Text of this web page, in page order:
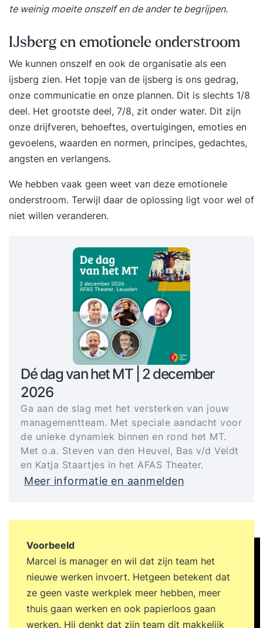
te weinig moeite onszelf en de ander te begrijpen.
IJsberg en emotionele onderstroom
We kunnen onszelf en ook de organisatie als een
ijsberg zien. Het topje van de ijsberg is ons gedrag,
onze communicatie en onze plannen. Dit is slechts 1/8
deel. Het grootste deel, 7/8, zit onder water. Dit zijn
onze drijfveren, behoeftes, overtuigingen, emoties en
gevoelens, waarden en normen, principes, gedachtes,
angsten en verlangens.
We hebben vaak geen weet van deze emotionele
onderstroom. Terwijl daar de oplossing ligt voor wel of
niet willen veranderen.
Dé dag van het MT | 2 december
2026
Ga aan de slag met het versterken van jouw
managementteam. Met speciale aandacht voor
de unieke dynamiek binnen en rond het MT.
Met o.a. Steven van den Heuvel, Bas v/d Veldt
en Katja Staartjes in het AFAS Theater.
Meer informatie en aanmelden
Voorbeeld
Marcel is manager en wil dat zijn team het
nieuwe werken invoert. Hetgeen betekent dat
ze geen vaste werkplek meer hebben, meer
thuis gaan werken en ook papierloos gaan
werken. Hij denkt dat zijn team dit makkelijk